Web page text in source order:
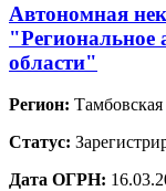
Автономная
"Региональное
области"
Регион: Тамбовская
Статус:
Дата ОГРН: